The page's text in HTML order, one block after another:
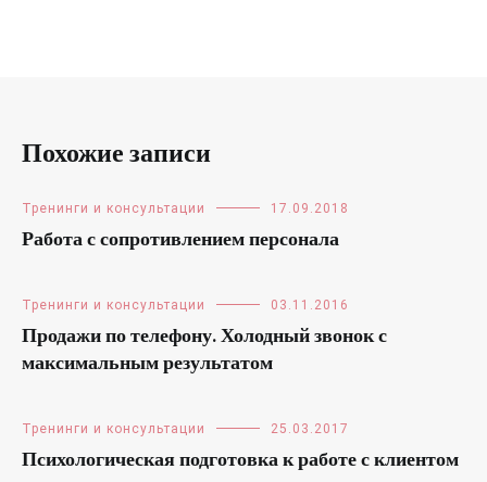
Похожие записи
Тренинги и консультации 17.09.2018
Работа с сопротивлением персонала
Тренинги и консультации 03.11.2016
Продажи по телефону. Холодный звонок с
максимальным результатом
Тренинги и консультации 25.03.2017
Психологическая подготовка к работе с клиентом